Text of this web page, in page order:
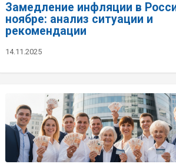
Замедление инфляции в
ноябре: анализ ситуации и
рекомендации
14.11.2025